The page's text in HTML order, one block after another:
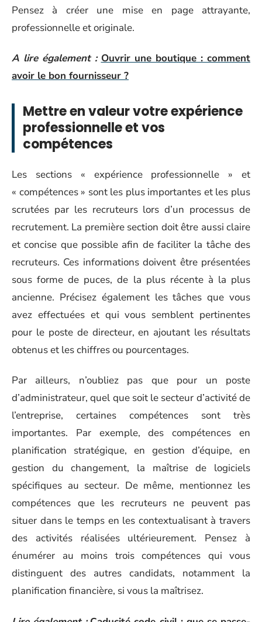
Pensez à créer une mise en page attrayante,
professionnelle et originale.
A lire également : Ouvrir une boutique : comment
avoir le bon fournisseur ?
Mettre en valeur votre expérience
professionnelle et vos
compétences
Les sections « expérience professionnelle » et
« compétences » sont les plus importantes et les plus
scrutées par les recruteurs lors d’un processus de
recrutement. La première section doit être aussi claire
et concise que possible afin de faciliter la tâche des
recruteurs. Ces informations doivent être présentées
sous forme de puces, de la plus récente à la plus
ancienne. Précisez également les tâches que vous
avez effectuées et qui vous semblent pertinentes
pour le poste de directeur, en ajoutant les résultats
obtenus et les chiffres ou pourcentages.
Par ailleurs, n’oubliez pas que pour un poste
d’administrateur, quel que soit le secteur d’activité de
l’entreprise, certaines compétences sont très
importantes. Par exemple, des compétences en
planification stratégique, en gestion d’équipe, en
gestion du changement, la maîtrise de logiciels
spécifiques au secteur. De même, mentionnez les
compétences que les recruteurs ne peuvent pas
situer dans le temps en les contextualisant à travers
des activités réalisées ultérieurement. Pensez à
énumérer au moins trois compétences qui vous
distinguent des autres candidats, notamment la
planification financière, si vous la maîtrisez.